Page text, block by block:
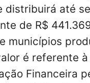
distribuirá até
de R$
municípios
é referente
Financeira